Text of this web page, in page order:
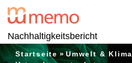
Nachhaltigkeitsbericht
Startseite »Umwelt & Klima